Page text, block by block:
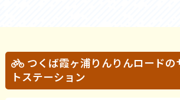
つくば霞ヶ浦りんりんロードの
トステーション